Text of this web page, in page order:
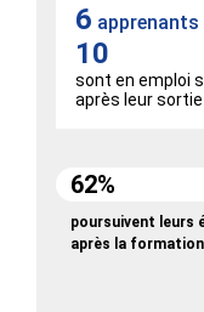
6
10
sont en emploi
après leur
62%
poursuivent leurs
après la formation